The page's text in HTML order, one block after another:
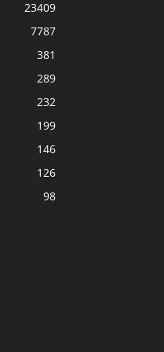
23409
7787
381
289
232
199
146
126
98